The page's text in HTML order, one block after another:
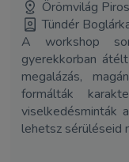
Örömvilág
Tündér
A workshop
gyerekkorban
megalázás,
formálták
viselkedésminták
lehetsz sérüléseid